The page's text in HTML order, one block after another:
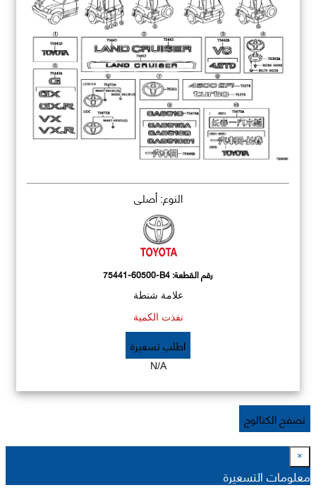
النوع: أصلي
رقم القطعة:75441-60500-B4
علامة شنطة
نفذت الكمية
اطلب تسعيرة
N/A
تصفح الكتالوج
×
معلومات التسعيرة